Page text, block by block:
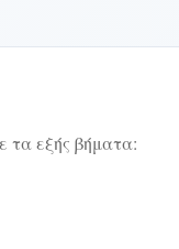
τα εξής βήματα: